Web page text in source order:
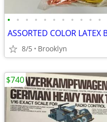
• • • • • • • • • • •
8/5 Brooklyn
$740